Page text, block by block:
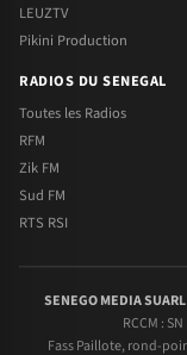
LEUZTV
Pikini Production
RADIOS DU SENEGAL
Toutes les Radios
RFM
Zik FM
Sud FM
RTS RSI
SENEGO MEDIA SUARL
RCCM :
Fass Paillote, rond-